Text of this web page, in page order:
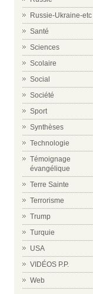
Russie-Ukraine-etc
Santé
Sciences
Scolaire
Social
Société
Sport
Synthèses
Technologie
Témoignage
évangélique
Terre Sainte
Terrorisme
Trump
Turquie
USA
VIDÉOS P.P.
Web